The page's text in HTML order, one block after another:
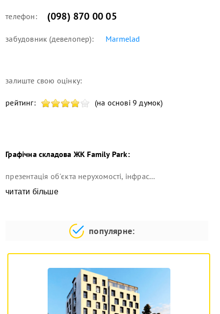
телефон: (098) 870 00 05
забудовник (девелопер): Marmelad
залиште свою оцінку:
рейтинг: (на основі 9 думок)
Графічна складова ЖК Family Park:
презентація об'єкта нерухомості, інфрас...
читати більше
популярне: